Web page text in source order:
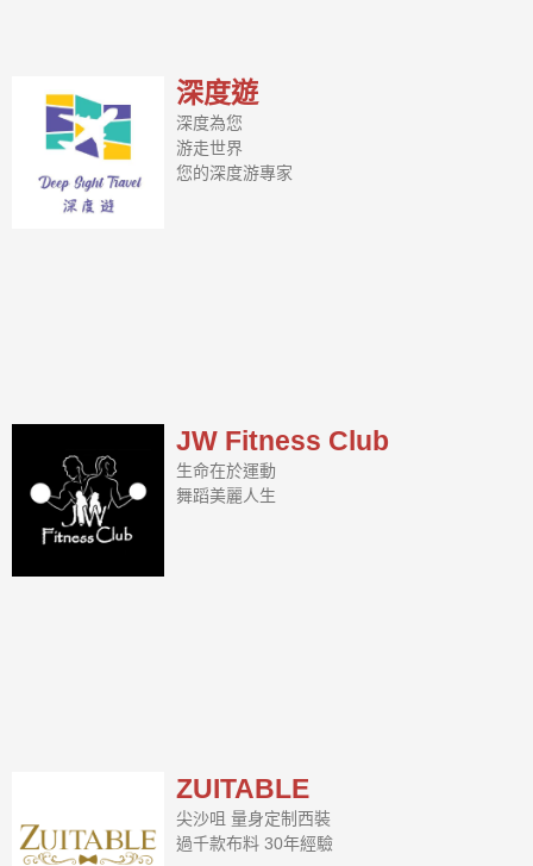
深度遊
深度為您
游走世界
您的深度游專家
JW Fitness Club
生命在於運動
舞蹈美麗人生
ZUITABLE
尖沙咀 量身定制西裝
過千款布料 30年經驗